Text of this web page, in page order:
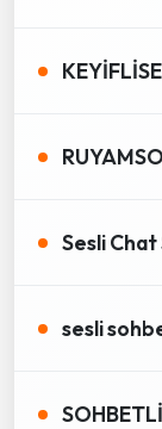
Sesli
sesli